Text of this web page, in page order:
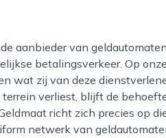
betalingsverkeer. Op
wat zij van deze
verliest, blijft de
richt zich precies op
netwerk van